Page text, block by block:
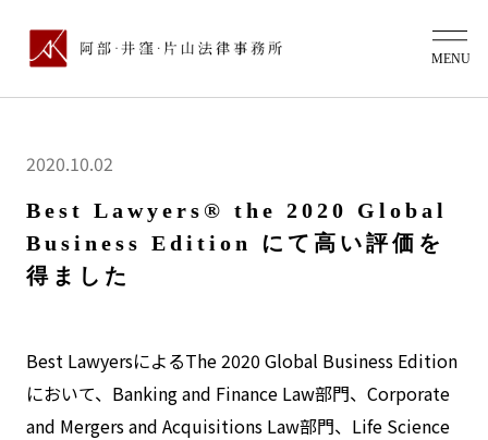
2020.10.02
Best Lawyers® the 2020 Global
Business Edition にて高い評価を
得ました
Best LawyersによるThe 2020 Global Business Edition
において、Banking and Finance Law部門、Corporate
and Mergers and Acquisitions Law部門、Life Science